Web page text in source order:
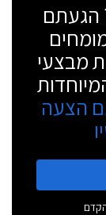
הגעתם
מבצעי
הצעה